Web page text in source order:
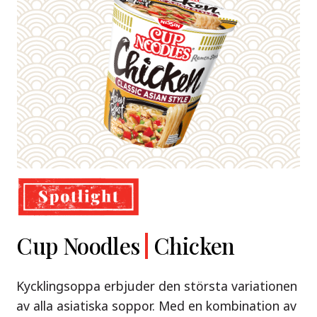
Nissin
Premium
Shoyu Yuzu,
& Tonkotsu
Cup Noodles Chicken
Kycklingsoppa erbjuder den största variationen
av alla asiatiska soppor. Med en kombination av
Demae
Beef
Nissin Demae Ramen Beef – en söt och syrlig